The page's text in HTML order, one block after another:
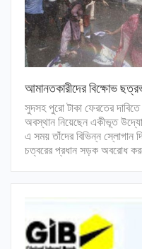
আমানতকারীদের বিক্ষোভ
সুদসহ পুরো টাকা ফেরতের দাবিতে
অবস্থান নিয়েছেন একীভূত
এ সময় তাঁদের বিভিন্ন স্লোগান
চত্বরের প্রধান সড়ক অবরোধ